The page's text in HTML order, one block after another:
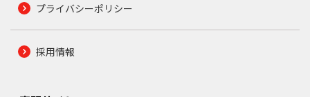
プライバシーポリシー
採用情報